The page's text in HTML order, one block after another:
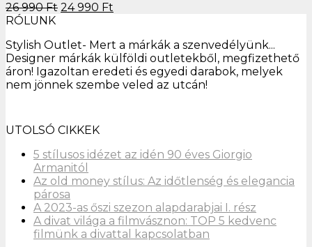
26 990Ft 24 990 Ft
RÓLUNK
Stylish Outlet- Mert a márkák a szenvedélyünk...
Designer márkák külföldi outletekből, megfizethető
áron! Igazoltan eredeti és egyedi darabok, melyek
nem jönnek szembe veled az utcán!
UTOLSÓ CIKKEK
5 stílusos idézet az idén 90 éves Giorgio
Armanitól
Az old money stílus: Az időtlenség és elegancia
párosa
A 2023-as őszi szezon alapdarabjai I. rész
A divat világa a filmvásznon: TOP 5 kedvenc
filmünk a divattal kapcsolatban